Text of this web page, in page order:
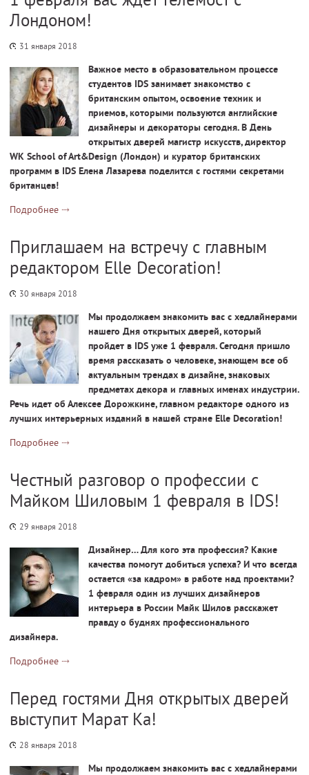
Лондоном!
31 января 2018
Важное место в образовательном процессе
студентов IDS занимает знакомство с
британским опытом, освоение техник и
приемов, которыми пользуются английские
дизайнеры и декораторы сегодня. В День
открытых дверей магистр искусств, директор
WK School of Art&Design (Лондон) и куратор британских
программ в IDS Елена Лазарева поделится с гостями секретами
британцев!
Подробнее
Приглашаем на встречу с главным
редактором Elle Decoration!
30 января 2018
Мы продолжаем знакомить вас с хедлайнерами
нашего Дня открытых дверей, который
пройдет в IDS уже 1 февраля. Сегодня пришло
время рассказать о человеке, знающем все об
актуальным трендах в дизайне, знаковых
предметах декора и главных именах индустрии.
Речь идет об Алексее Дорожкине, главном редакторе одного из
лучших интерьерных изданий в нашей стране Elle Decoration!
Подробнее
Честный разговор о профессии с
Майком Шиловым 1 февраля в IDS!
29 января 2018
Дизайнер… Для кого эта профессия? Какие
качества помогут добиться успеха? И что всегда
остается «за кадром» в работе над проектами?
1 февраля один из лучших дизайнеров
интерьера в России Майк Шилов расскажет
правду о буднях профессионального
дизайнера.
Подробнее
Перед гостями Дня открытых дверей
выступит Марат Ка!
28 января 2018
Мы продолжаем знакомить вас с хедлайнерами